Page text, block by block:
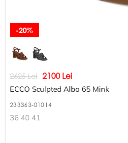
-20%
2625 Lei 2100 Lei
ECCO Sculpted Alba 65 Mink
233363-01014
36 40 41